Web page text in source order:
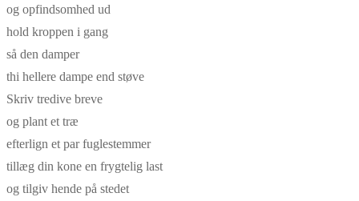
og opfindsomhed ud
hold kroppen i gang
så den damper
thi hellere dampe end støve
Skriv tredive breve
og plant et træ
efterlign et par fuglestemmer
tillæg din kone en frygtelig last
og tilgiv hende på stedet